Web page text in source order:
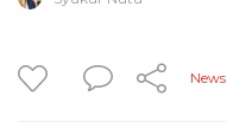
News